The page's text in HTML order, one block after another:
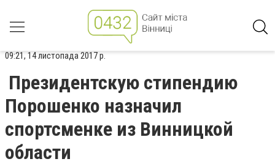
09:21, 14 листопада 2017 р.
Президентскую стипендию
Порошенко назначил
спортсменке из Винницкой
области